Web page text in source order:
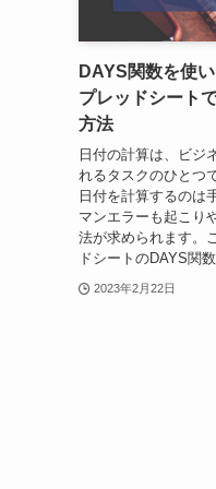
DAYS関数を使
プレッドシート
方法
日付の計算は、ビジ
れるタスクのひとつ
日付を計算するのは
マンエラーも起こり
法が求められます。
ドシートのDAYS関
2023年2月22日